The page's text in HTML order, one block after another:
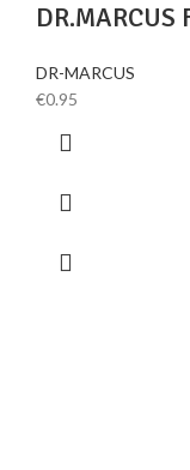
DR.MARCUS
DR-MARCUS
€0.95